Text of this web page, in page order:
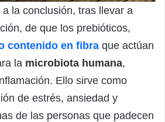
la conclusión, tras llevar a
de que los prebióticos,
contenido en fibra que actúan
la microbiota humana,
Ello sirve como
de estrés, ansiedad y
de las personas que padecen